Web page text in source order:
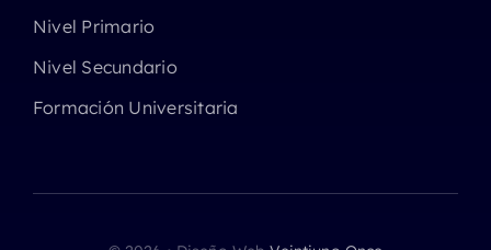
Nivel Primario
Nivel Secundario
Formación Universitaria